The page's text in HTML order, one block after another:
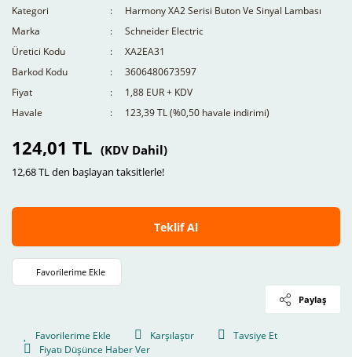
Kategori
Harmony XA2 Serisi Buton Ve Sinyal Lambası
Marka
Schneider Electric
Üretici Kodu
XA2EA31
Barkod Kodu
3606480673597
Fiyat
1,88 EUR + KDV
Havale
123,39 TL (%0,50 havale indirimi)
124,01 TL (KDV Dahil)
12,68 TL den başlayan taksitlerle!
Teklif Al
Paylaş
Karşılaştır
Tavsiye Et
Fiyatı Düşünce Haber Ver